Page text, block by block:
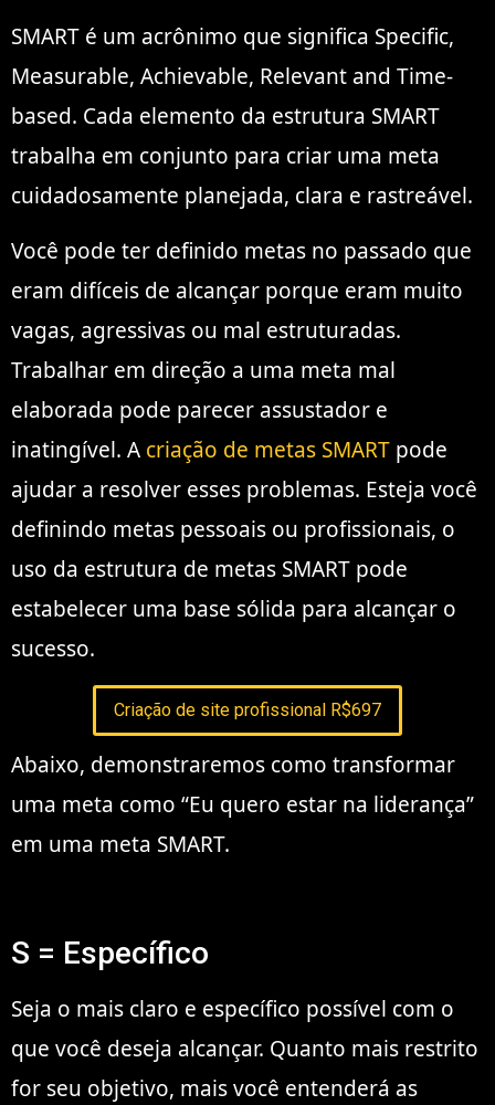
SMART é um acrônimo que significa Specific,
Measurable, Achievable, Relevant and Time-
based. Cada elemento da estrutura SMART
trabalha em conjunto para criar uma meta
cuidadosamente planejada, clara e rastreável.
Você pode ter definido metas no passado que
eram difíceis de alcançar porque eram muito
vagas, agressivas ou mal estruturadas.
Trabalhar em direção a uma meta mal
elaborada pode parecer assustador e
inatingível. A criação de metas SMART pode
ajudar a resolver esses problemas. Esteja você
definindo metas pessoais ou profissionais, o
uso da estrutura de metas SMART pode
estabelecer uma base sólida para alcançar o
sucesso.
Criação de site profissional R$697
Abaixo, demonstraremos como transformar
uma meta como “Eu quero estar na liderança”
em uma meta SMART.
S = Específico
Seja o mais claro e específico possível com o
que você deseja alcançar. Quanto mais restrito
for seu objetivo, mais você entenderá as